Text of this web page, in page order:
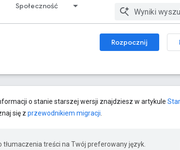
Społeczność
Rozpocznij
o stanie starszej wersji znajdziesz w artykule
się z przewodnikiem migracji
tłumaczenia treści na Twój preferowany język.